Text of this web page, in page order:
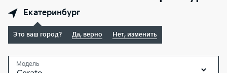
Екатеринбург
Это ваш город? Да, верно Нет, изменить
Модель